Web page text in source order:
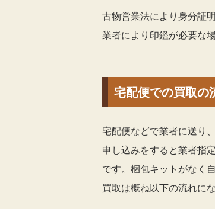
古物営業法により身分証
業者により印鑑が必要な
宅配便での買取の
宅配便などで業者に送り
申し込みをすると業者指
です。梱包キットがなく
買取は概ね以下の流れに